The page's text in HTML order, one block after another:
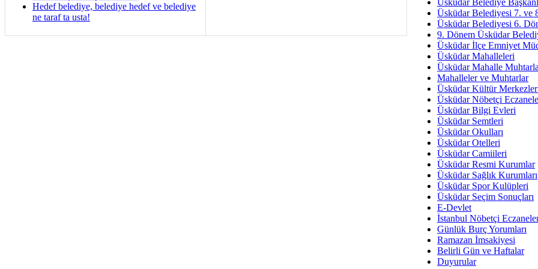
Hedef belediye, belediye hedef ve belediye
ne taraf ta usta!
İmar Sorunlarının Genel
Arakan
Bayramın
Ruhsal
Üsküdar
Üsküdar Belediye
Üsküdar Belediyesi 7. ve
Üsküdar Belediyesi 6.
9. Dönem Üsküdar
Üsküdar İlçe Emniyet
Üsküdar Mahalleleri
Üsküdar Mahalle
Mahalleler ve Muhtarlar
Üsküdar Kültür
Üsküdar Nöbetçi
Üsküdar Bilgi Evleri
Üsküdar Semtleri
Üsküdar Okulları
Üsküdar Otelleri
Üsküdar Camiileri
Üsküdar Resmi Kurumlar
Üsküdar Sağlık Kurumları
Üsküdar Spor Kulüpleri
Üsküdar Seçim Sonuçları
E-Devlet
İstanbul Nöbetçi
Günlük Burç Yorumları
Ramazan İmsakiyesi
Belirli Gün ve Haftalar
Duyurular